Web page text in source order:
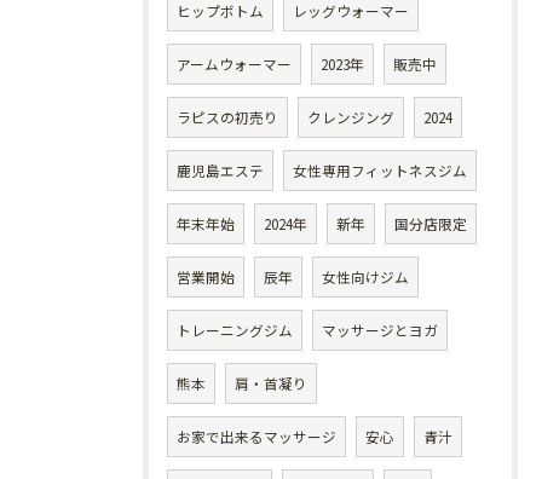
ヒップボトム レッグウォーマー
アームウォーマー 2023年 販売中
ラピスの初売り クレンジング 2024
鹿児島エステ 女性専用フィットネスジム
年末年始 2024年 新年 国分店限定
営業開始 辰年 女性向けジム
トレーニングジム マッサージとヨガ
熊本 肩・首凝り
お家で出来るマッサージ 安心 青汁